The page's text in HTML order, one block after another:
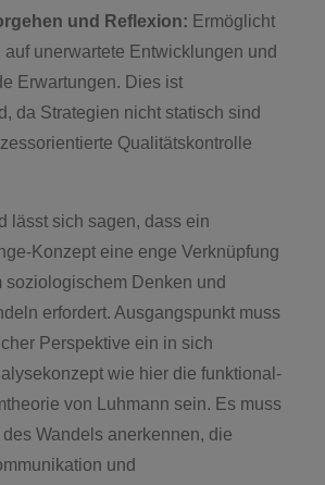
und Reflexion: Ermöglicht
auf unerwartete Entwicklungen und
Erwartungen. Dies ist
da Strategien nicht statisch sind
Qualitätskontrolle
lässt sich sagen, dass ein
Konzept eine enge Verknüpfung
soziologischem Denken und
erfordert. Ausgangspunkt muss
Perspektive ein in sich
wie hier die funktional-
von Luhmann sein. Es muss
Wandels anerkennen, die
und